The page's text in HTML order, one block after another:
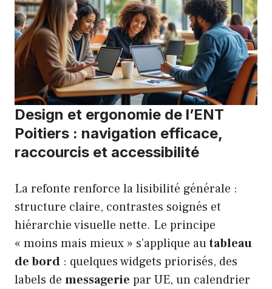
Design et ergonomie de l’ENT
Poitiers : navigation efficace,
raccourcis et accessibilité
La refonte renforce la lisibilité générale :
structure claire, contrastes soignés et
hiérarchie visuelle nette. Le principe
« moins mais mieux » s’applique autableau
de bord : quelques widgets priorisés, des
labels de messagerie par UE, un calendrier